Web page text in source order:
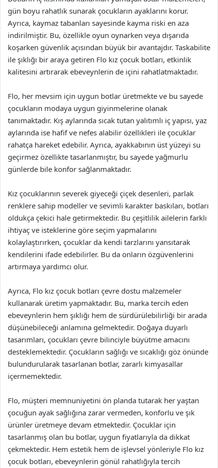
gün boyu rahatlık sunarak çocukların ayaklarını korur.
Ayrıca, kaymaz tabanları sayesinde kayma riski en aza
indirilmiştir. Bu, özellikle oyun oynarken veya dışarıda
koşarken güvenlik açısından büyük bir avantajdır. Taskabilite
ile şıklığı bir araya getiren Flo kız çocuk botları, etkinlik
kalitesini artırarak ebeveynlerin de içini rahatlatmaktadır.
Flo, her mevsim için uygun botlar üretmekte ve bu sayede
çocukların modaya uygun giyinmelerine olanak
tanımaktadır. Kış aylarında sıcak tutan yalıtımlı iç yapısı, yaz
aylarında ise hafif ve nefes alabilir özellikleri ile çocuklar
rahatça hareket edebilir. Ayrıca, ayakkabının üst yüzeyi su
geçirmez özellikte tasarlanmıştır, bu sayede yağmurlu
günlerde bile konfor sağlanmaktadır.
Kız çocuklarının severek giyeceği çiçek desenleri, parlak
renklere sahip modeller ve sevimli karakter baskıları, botları
oldukça çekici hale getirmektedir. Bu çeşitlilik ailelerin farklı
ihtiyaç ve isteklerine göre seçim yapmalarını
kolaylaştırırken, çocuklar da kendi tarzlarını yansıtarak
kendilerini ifade edebilirler. Bu da onların özgüvenlerini
artırmaya yardımcı olur.
Ayrıca, Flo kız çocuk botları çevre dostu malzemeler
kullanarak üretim yapmaktadır. Bu, marka tercih eden
ebeveynlerin hem şıklığı hem de sürdürülebilirliği bir arada
düşünebileceği anlamına gelmektedir. Doğaya duyarlı
tasarımları, çocukları çevre bilinciyle büyütme amacını
desteklemektedir. Çocukların sağlığı ve sıcaklığı göz önünde
bulundurularak tasarlanan botlar, zararlı kimyasallar
içermemektedir.
Flo, müşteri memnuniyetini ön planda tutarak her yaştan
çocuğun ayak sağlığına zarar vermeden, konforlu ve şık
ürünler üretmeye devam etmektedir. Çocuklar için
tasarlanmış olan bu botlar, uygun fiyatlarıyla da dikkat
çekmektedir. Hem estetik hem de işlevsel yönleriyle Flo kız
çocuk botları, ebeveynlerin gönül rahatlığıyla tercih